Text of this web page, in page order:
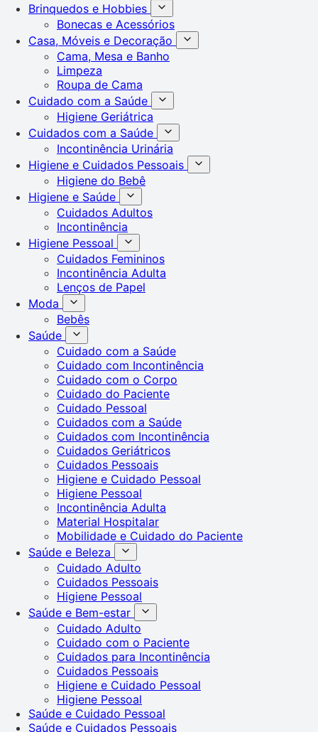
Brinquedos e Hobbies
Bonecas e Acessórios
Casa, Móveis e Decoração
Cama, Mesa e Banho
Limpeza
Roupa de Cama
Cuidado com a Saúde
Higiene Geriátrica
Cuidados com a Saúde
Incontinência Urinária
Higiene e Cuidados Pessoais
Higiene do Bebê
Higiene e Saúde
Cuidados Adultos
Incontinência
Higiene Pessoal
Cuidados Femininos
Incontinência Adulta
Lenços de Papel
Moda
Bebês
Saúde
Cuidado com a Saúde
Cuidado com Incontinência
Cuidado com o Corpo
Cuidado do Paciente
Cuidado Pessoal
Cuidados com a Saúde
Cuidados com Incontinência
Cuidados Geriátricos
Cuidados Pessoais
Higiene e Cuidado Pessoal
Higiene Pessoal
Incontinência Adulta
Material Hospitalar
Mobilidade e Cuidado do Paciente
Saúde e Beleza
Cuidado Adulto
Cuidados Pessoais
Higiene Pessoal
Saúde e Bem-estar
Cuidado Adulto
Cuidado com o Paciente
Cuidados para Incontinência
Cuidados Pessoais
Higiene e Cuidado Pessoal
Higiene Pessoal
Saúde e Cuidado Pessoal
Saúde e Cuidados Pessoais